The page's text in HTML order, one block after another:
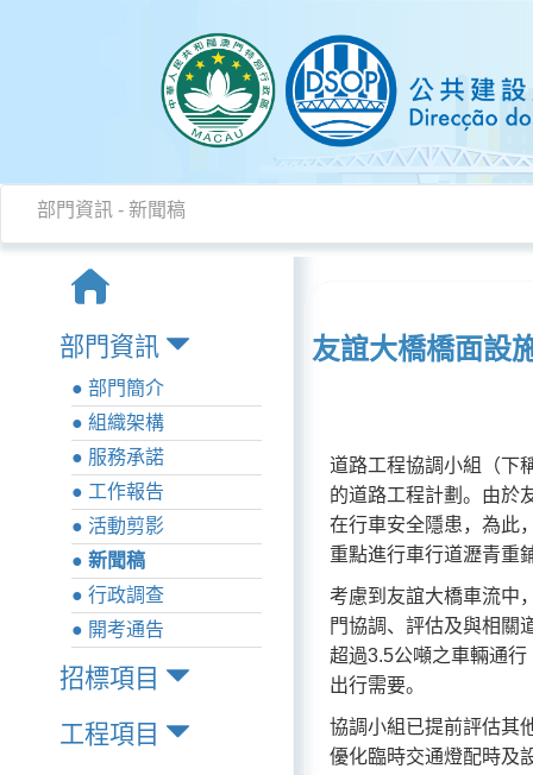
部門資訊 - 新聞稿
部門資訊
● 部門簡介
● 組織架構
● 服務承諾
● 工作報告
● 活動剪影
● 新聞稿
● 行政調查
● 開考通告
招標項目
工程項目
友誼大橋橋面設
道路工程協調小組（下
的道路工程計劃。由於
在行車安全隱患，為此
重點進行車行道瀝青重
考慮到友誼大橋車流中
門協調、評估及與相關
超過3.5公噸之車輛通
出行需要。
協調小組已提前評估其
優化臨時交通燈配時及